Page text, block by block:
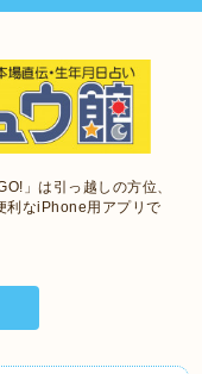
」は引っ越しの方位、
利なiPhone用アプリで